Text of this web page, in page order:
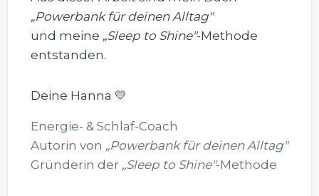
„Powerbank für deinen Alltag"
und meine „Sleep to Shine"-Methode
entstanden.
Deine Hanna 💛
Energie- & Schlaf-Coach
Autorin von „Powerbank für deinen Alltag"
Gründerin der „Sleep to Shine"-Methode